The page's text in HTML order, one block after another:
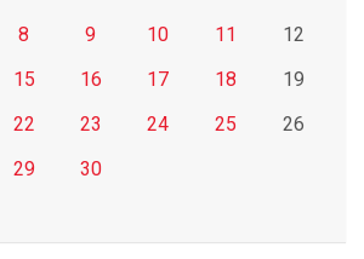
8 9 10 11
12
15 16 17 18
19
22 23 24 25
26
29
30